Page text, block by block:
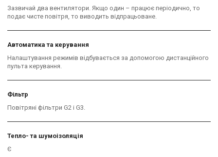
Зазвичай два вентилятори. Якщо один – працює періодично, то
подає чисте повітря, то виводить відпрацьоване.
Автоматика та керування
Налаштування режимів відбувається за допомогою дистанційного
пульта керування.
Фільтр
Повітряні фільтри G2 і G3.
Тепло- та шумоізоляція
Є